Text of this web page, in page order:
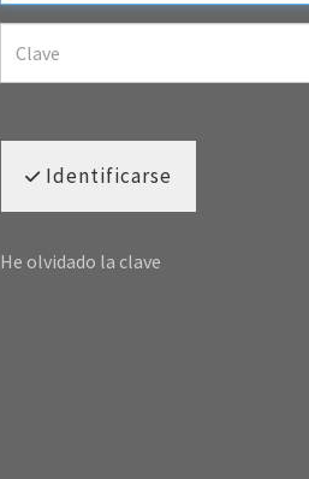
Identificarse
He olvidado la clave